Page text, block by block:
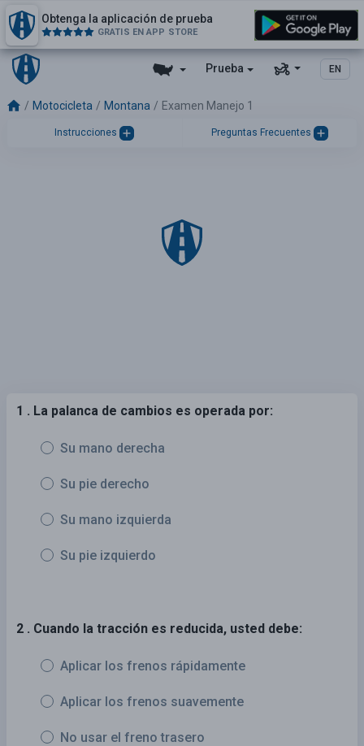
Prueba EN
Obtenga la aplicación de prueba
GRATIS EN APP STORE
Motocicleta Montana Examen Manejo 1
Instrucciones Preguntas Frecuentes
1 . La palanca de cambios es operada por:
Su mano derecha
Su pie derecho
Su mano izquierda
Su pie izquierdo
2 . Cuando la tracción es reducida, usted debe:
Aplicar los frenos rápidamente
Aplicar los frenos suavemente
No usar el freno trasero